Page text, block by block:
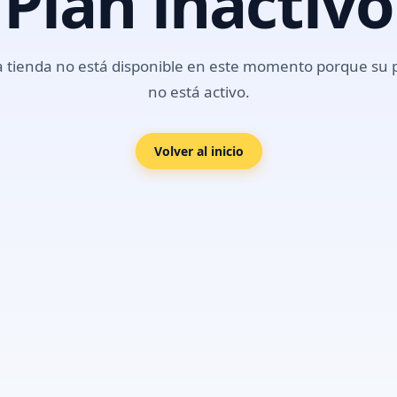
tienda no está disponible en este momento porque su
no está activo.
Volver al inicio